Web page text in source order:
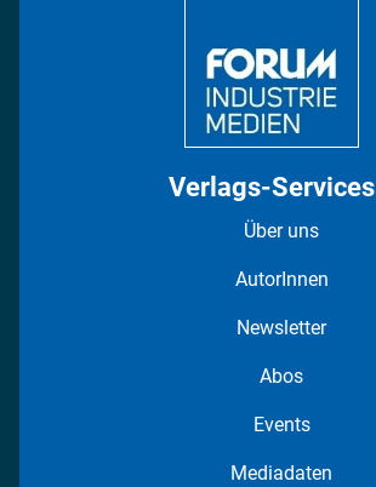
Verlags-Services
Über uns
AutorInnen
Newsletter
Abos
Events
Mediadaten